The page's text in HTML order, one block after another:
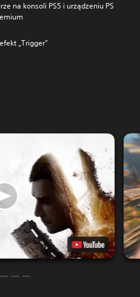
na konsoli PS5 i urządzeniu PS
„Trigger”